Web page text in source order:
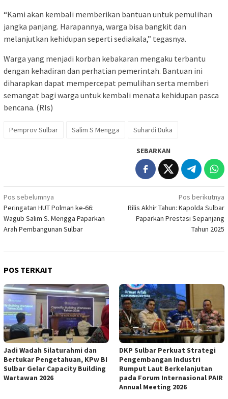
“Kami akan kembali memberikan bantuan untuk pemulihan
jangka panjang. Harapannya, warga bisa bangkit dan
melanjutkan kehidupan seperti sediakala,” tegasnya.
Warga yang menjadi korban kebakaran mengaku terbantu
dengan kehadiran dan perhatian pemerintah. Bantuan ini
diharapkan dapat mempercepat pemulihan serta memberi
semangat bagi warga untuk kembali menata kehidupan pasca
bencana. (Rls)
Pemprov Sulbar Salim S Mengga Suhardi Duka
SEBARKAN
Navigasi
pos
Pos sebelumnya
Peringatan HUT Polman ke-66:
Wagub Salim S. Mengga Paparkan
Arah Pembangunan Sulbar
Pos berikutnya
Rilis Akhir Tahun: Kapolda Sulbar
Paparkan Prestasi Sepanjang
Tahun 2025
POS TERKAIT
Jadi Wadah Silaturahmi dan
Bertukar Pengetahuan, KPw BI
Sulbar Gelar Capacity Building
Wartawan 2026
DKP Sulbar Perkuat Strategi
Pengembangan Industri
Rumput Laut Berkelanjutan
pada Forum Internasional PAIR
Annual Meeting 2026